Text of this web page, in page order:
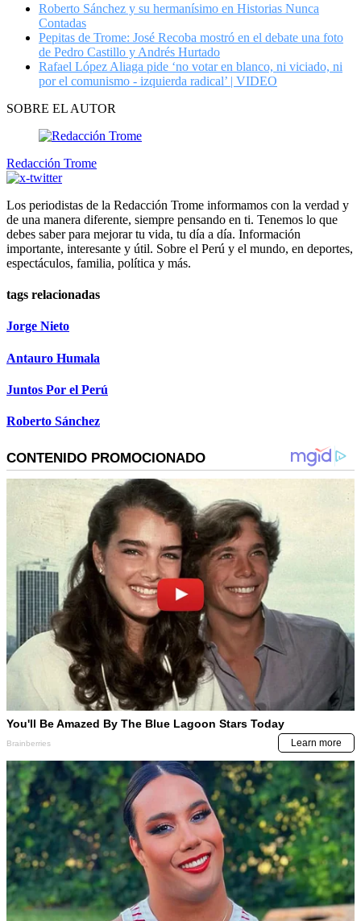
Roberto Sánchez y su hermanísimo en Historias Nunca
Contadas
Pepitas de Trome: José Recoba mostró en el debate una foto
de Pedro Castillo y Andrés Hurtado
Rafael López Aliaga pide ‘no votar en blanco, ni viciado, ni
por el comunismo - izquierda radical’ | VIDEO
SOBRE EL AUTOR
Redacción Trome
Los periodistas de la Redacción Trome informamos con la verdad y
de una manera diferente, siempre pensando en ti. Tenemos lo que
debes saber para mejorar tu vida, tu día a día. Información
importante, interesante y útil. Sobre el Perú y el mundo, en deportes,
espectáculos, familia, política y más.
tags relacionadas
Jorge Nieto
Antauro Humala
Juntos Por el Perú
Roberto Sánchez